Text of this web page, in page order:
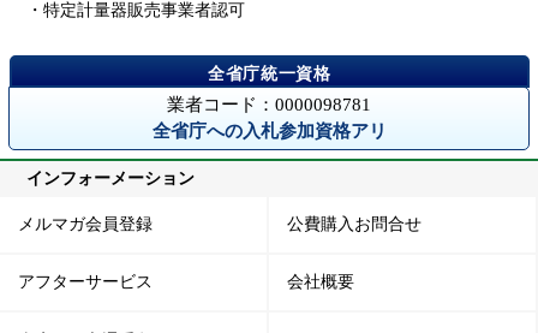
・特定計量器販売事業者認可
業者コード：0000098781
全省庁への入札参加資格アリ
インフォーメーション
メルマガ会員登録 公費購入お問合せ
アフターサービス 会社概要